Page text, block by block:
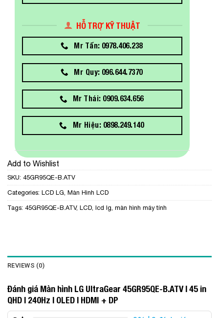
HỖ TRỢ KỸ THUẬT
Mr Tấn: 0978.406.238
Mr Quy: 096.644.7370
Mr Thái: 0909.634.656
Mr Hiệu: 0898.249.140
Add to Wishlist
SKU: 45GR95QE-B.ATV
Categories: LCD LG Màn Hình LCD
Tags: 45GR95QE-B.ATV, LCD lcd lg màn hình máy tính
REVIEWS (0)
Đánh giá Màn hình LG UltraGear 45GR95QE-B.ATV | 45 in
QHD | 240Hz | OLED | HDMI + DP